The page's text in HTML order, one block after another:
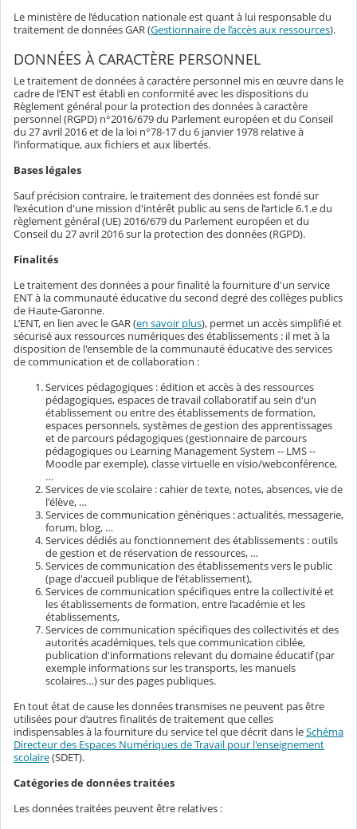
Le ministère de l’éducation nationale est quant à lui responsable du
traitement de données GAR (Gestionnaire de l’accès aux ressources).
DONNÉES À CARACTÈRE PERSONNEL
Le traitement de données à caractère personnel mis en œuvre dans le
cadre de l’ENT est établi en conformité avec les dispositions du
Règlement général pour la protection des données à caractère
personnel (RGPD) n°2016/679 du Parlement européen et du Conseil
du 27 avril 2016 et de la loi n°78-17 du 6 janvier 1978 relative à
l’informatique, aux fichiers et aux libertés.
Bases légales
Sauf précision contraire, le traitement des données est fondé sur
l’exécution d'une mission d'intérêt public au sens de l’article 6.1.e du
règlement général (UE) 2016/679 du Parlement européen et du
Conseil du 27 avril 2016 sur la protection des données (RGPD).
Finalités
Le traitement des données a pour finalité la fourniture d'un service
ENT à la communauté éducative du second degré des collèges publics
de Haute-Garonne.
L’ENT, en lien avec le GAR (en savoir plus), permet un accès simplifié et
sécurisé aux ressources numériques des établissements : il met à la
disposition de l'ensemble de la communauté éducative des services
de communication et de collaboration :
Services pédagogiques : édition et accès à des ressources
pédagogiques, espaces de travail collaboratif au sein d'un
établissement ou entre des établissements de formation,
espaces personnels, systèmes de gestion des apprentissages
et de parcours pédagogiques (gestionnaire de parcours
pédagogiques ou Learning Management System -- LMS --
Moodle par exemple), classe virtuelle en visio/webconférence,
…
Services de vie scolaire : cahier de texte, notes, absences, vie de
l'élève, …
Services de communication génériques : actualités, messagerie,
forum, blog, …
Services dédiés au fonctionnement des établissements : outils
de gestion et de réservation de ressources, …
Services de communication des établissements vers le public
(page d'accueil publique de l'établissement),
Services de communication spécifiques entre la collectivité et
les établissements de formation, entre l’académie et les
établissements,
Services de communication spécifiques des collectivités et des
autorités académiques, tels que communication ciblée,
publication d'informations relevant du domaine éducatif (par
exemple informations sur les transports, les manuels
scolaires…) sur des pages publiques.
En tout état de cause les données transmises ne peuvent pas être
utilisées pour d’autres finalités de traitement que celles
indispensables à la fourniture du service tel que décrit dans leSchéma
Directeur des Espaces Numériques de Travail pour l'enseignement
scolaire(SDET).
Catégories de données traitées
Les données traitées peuvent être relatives :